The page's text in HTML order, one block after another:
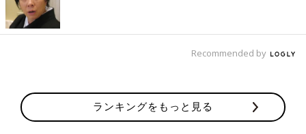
Recommended by
ランキングをもっと見る